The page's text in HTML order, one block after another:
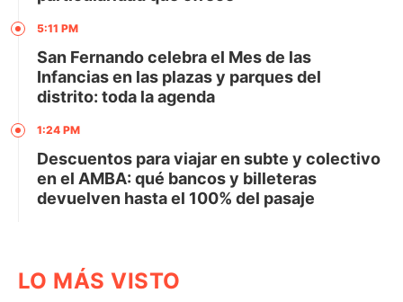
5:11 PM
San Fernando celebra el Mes de las
Infancias en las plazas y parques del
distrito: toda la agenda
1:24 PM
Descuentos para viajar en subte y colectivo
en el AMBA: qué bancos y billeteras
devuelven hasta el 100% del pasaje
LO MÁS VISTO